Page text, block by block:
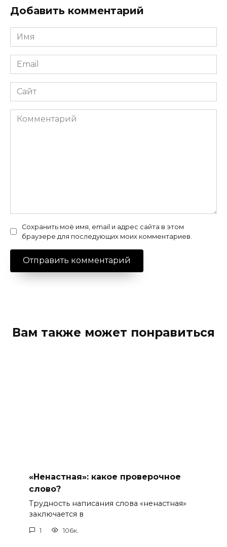
Добавить комментарий
Имя
*
Email
*
Сайт
Комментарий
Сохранить моё имя, email и адрес сайта в этом
браузере для последующих моих комментариев.
Вам также может понравиться
«Ненастная»: какое проверочное
слово?
Трудность написания слова «ненастная»
заключается в
1 106к.